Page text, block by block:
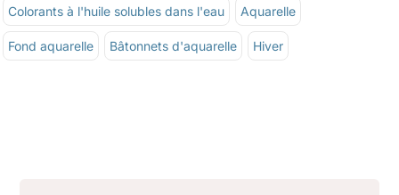
Colorants à l'huile solubles dans l'eau Aquarelle
Fond aquarelle Bâtonnets d'aquarelle Hiver